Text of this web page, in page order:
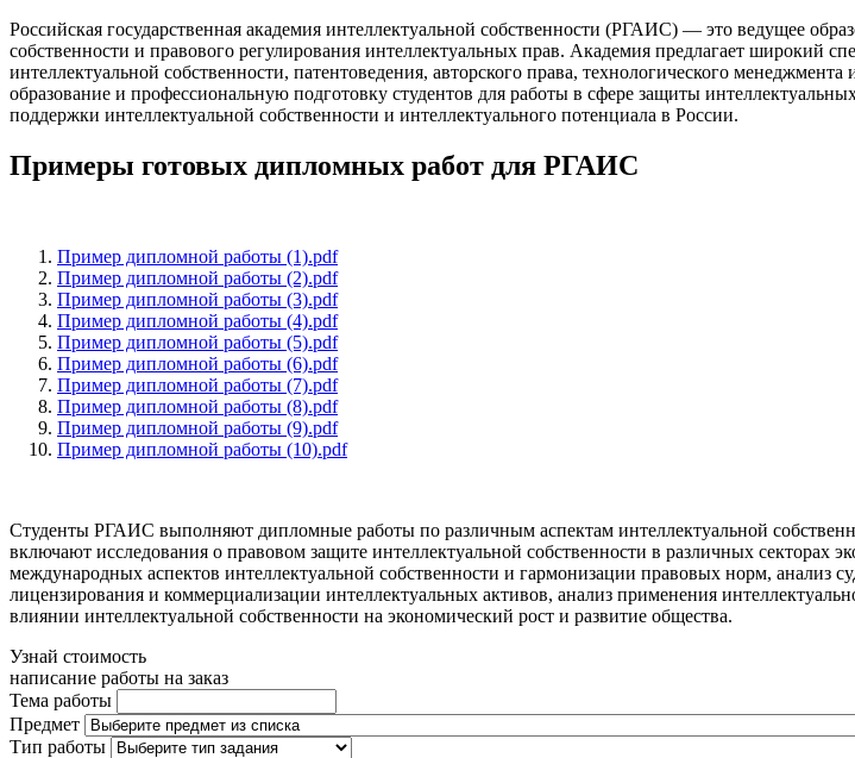
Российская государственная академия интеллектуальной собственности (РГАИС) — это ведущее
собственности и правового регулирования интеллектуальных прав. Академия предлагает широкий
интеллектуальной собственности, патентоведения, авторского права, технологического
образование и профессиональную подготовку студентов для работы в сфере защиты
поддержки интеллектуальной собственности и интеллектуального потенциала в России.
Примеры готовых дипломных работ для РГАИС
Пример дипломной работы (1).pdf
Пример дипломной работы (2).pdf
Пример дипломной работы (3).pdf
Пример дипломной работы (4).pdf
Пример дипломной работы (5).pdf
Пример дипломной работы (6).pdf
Пример дипломной работы (7).pdf
Пример дипломной работы (8).pdf
Пример дипломной работы (9).pdf
Пример дипломной работы (10).pdf
Студенты РГАИС выполняют дипломные работы по различным аспектам интеллектуальной
включают исследования о правовом защите интеллектуальной собственности в различных секторах
международных аспектов интеллектуальной собственности и гармонизации правовых норм, анализ
лицензирования и коммерциализации интеллектуальных активов, анализ применения
влиянии интеллектуальной собственности на экономический рост и развитие общества.
Узнай стоимость
написание работы на заказ
Тема работы
Предмет
Тип работы